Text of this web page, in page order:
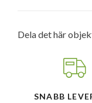
Dela det här
SNABB